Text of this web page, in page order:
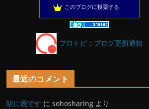
のんびりいこうよ！
15位 OESセｴラ＆レイラ何気ない風景
このブログに投票する
ブロトピ：ブログ更新通知
最近のコメント
駅に鹿です に sohosharing より